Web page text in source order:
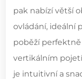
pak nabízí větší
ovládání, ideální
poběží
vertikálním
je intuitivní a